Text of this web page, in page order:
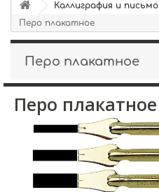
Каллиграфия и письмо
Перо плакатное
Перо плакатное
Перо плакатное